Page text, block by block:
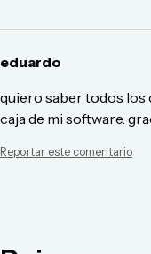
eduardo
quiero saber todos
caja de mi software.
Reportar este comentario